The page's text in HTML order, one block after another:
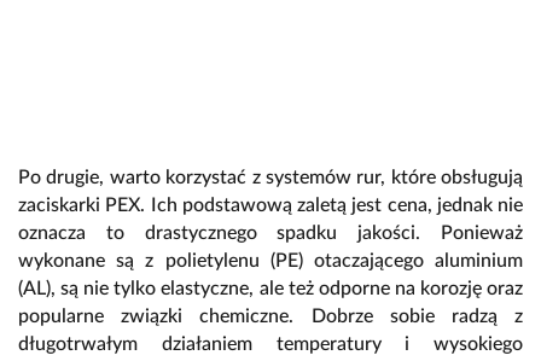
Po drugie, warto korzystać z systemów rur, które obsługują
zaciskarki PEX. Ich podstawową zaletą jest cena, jednak nie
oznacza to drastycznego spadku jakości. Ponieważ
wykonane są z polietylenu (PE) otaczającego aluminium
(AL), są nie tylko elastyczne, ale też odporne na korozję oraz
popularne związki chemiczne. Dobrze sobie radzą z
długotrwałym działaniem temperatury i wysokiego